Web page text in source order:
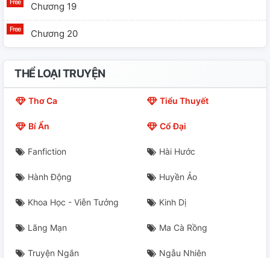
Chương 19
Chương 20
THỂ LOẠI TRUYỆN
Thơ Ca Tiểu Thuyết
Bí Ẩn Cổ Đại
Fanfiction Hài Hước
Hành Động Huyền Ảo
Khoa Học - Viễn Tưởng Kinh Dị
Lãng Mạn Ma Cà Rồng
Truyện Ngắn Ngẫu Nhiên